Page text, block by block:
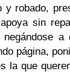
y robado,
sin
negándose
página,
la que